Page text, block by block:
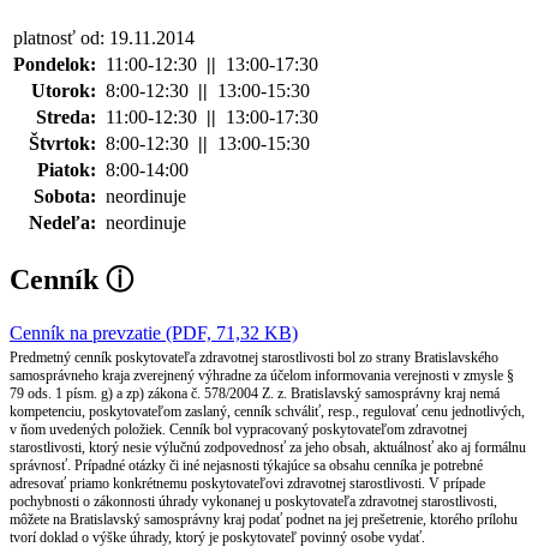
platnosť od: 19.11.2014
Pondelok: 11:00-12:30 || 13:00-17:30
Utorok: 8:00-12:30 || 13:00-15:30
Streda: 11:00-12:30 || 13:00-17:30
Štvrtok: 8:00-12:30 || 13:00-15:30
Piatok: 8:00-14:00
Sobota: neordinuje
Nedeľa: neordinuje
Cenník ⓘ
Cenník na prevzatie (PDF, 71,32 KB)
Predmetný cenník poskytovateľa zdravotnej starostlivosti bol zo strany Bratislavského
samosprávneho kraja zverejnený výhradne za účelom informovania verejnosti v zmysle §
79 ods. 1 písm. g) a zp) zákona č. 578/2004 Z. z. Bratislavský samosprávny kraj nemá
kompetenciu, poskytovateľom zaslaný, cenník schváliť, resp., regulovať cenu jednotlivých,
v ňom uvedených položiek. Cenník bol vypracovaný poskytovateľom zdravotnej
starostlivosti, ktorý nesie výlučnú zodpovednosť za jeho obsah, aktuálnosť ako aj formálnu
správnosť. Prípadné otázky či iné nejasnosti týkajúce sa obsahu cenníka je potrebné
adresovať priamo konkrétnemu poskytovateľovi zdravotnej starostlivosti. V prípade
pochybnosti o zákonnosti úhrady vykonanej u poskytovateľa zdravotnej starostlivosti,
môžete na Bratislavský samosprávny kraj podať podnet na jej prešetrenie, ktorého prílohu
tvorí doklad o výške úhrady, ktorý je poskytovateľ povinný osobe vydať.